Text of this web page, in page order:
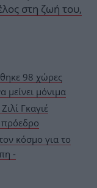
στη ζωή του,
98 χώρες
μείνει μόνιμα
Γκαγιέ
κόσμο για το
-